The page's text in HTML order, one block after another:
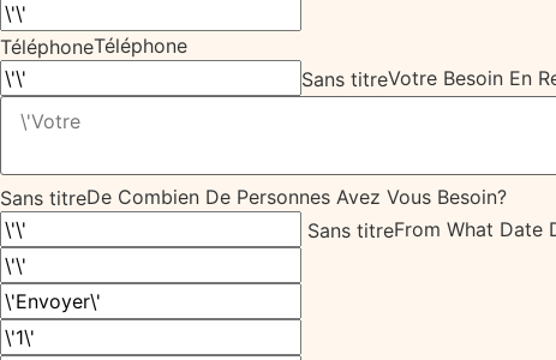
TéléphoneTéléphone
Sans titreVotre Besoin En
Sans titreDe Combien De Personnes Avez Vous Besoin?
Sans titreFrom What Date